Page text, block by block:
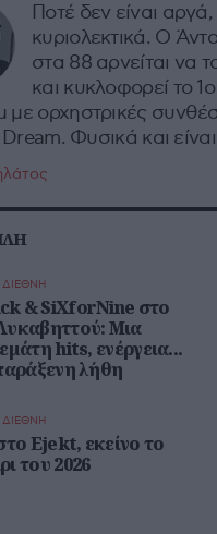
Ποτέ δεν είναι αργά,
κυριολεκτικά. Ο
στα 88 αρνείται να
και κυκλοφορεί το
ορχηστρικές
Φυσικά και
ΔΙΕΘΝΗ
& SiXforNine στο
Μια
hits, ενέργεια...
λήθη
ΔΙΕΘΝΗ
Ejekt, εκείνο το
του 2026